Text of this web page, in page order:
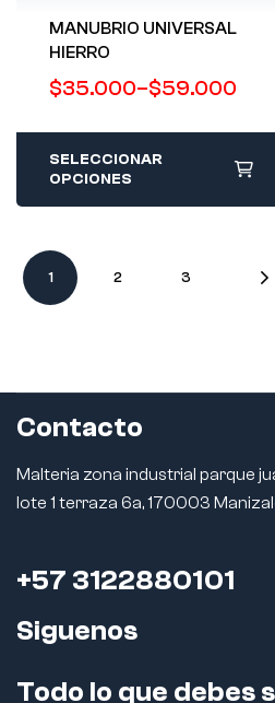
MANUBRIO UNIVERSAL
HIERRO
$35.000–$59.000
SELECCIONAR
OPCIONES
1 2 3
Contacto
Malteria zona industrial parque
lote 1 terraza 6a, 170003
+57 3122880101
Siguenos
Todo lo que debes